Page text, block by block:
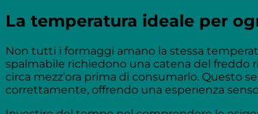
La temperatura ideale per
Non tutti i formaggi amano la stessa
spalmabile richiedono una catena del freddo
circa mezz’ora prima di consumarlo. Questo
correttamente, offrendo una esperienza